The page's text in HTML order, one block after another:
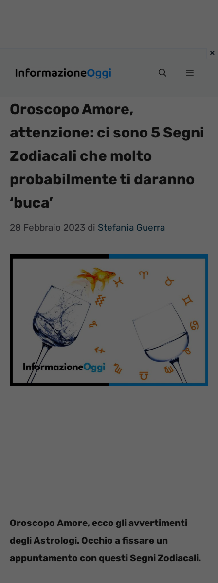
Menu
Oroscopo Amore,
attenzione: ci sono 5 Segni
Zodiacali che molto
probabilmente ti daranno
‘buca’
28 Febbraio 2023 di Stefania Guerra
Oroscopo Amore, ecco gli avvertimenti
degli Astrologi. Occhio a fissare un
appuntamento con questi Segni Zodiacali.